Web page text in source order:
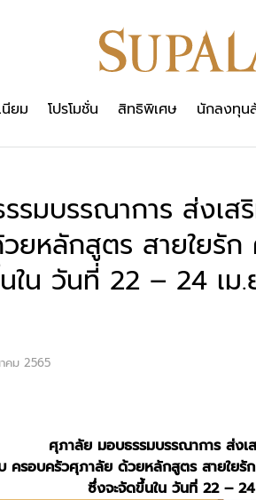
ยม โปรโมชั่น สิทธิพิเศษ นักลงทุน
รมบรรณาการ ส่งเ
ยหลักสูตร สายใยรั
ใน วันที่ 22 – 24 เม
ม 2565
ศุภาลัย มอบธรรมบรรณาการ ส่ง
ครอบครัวศุภาลัย ด้วยหลักสูตร สายใย
ซึ่งจะจัดขึ้นใน วันที่ 22 –